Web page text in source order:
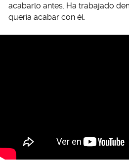
acabarlo antes. Ha trabajado
quería acabar con él.